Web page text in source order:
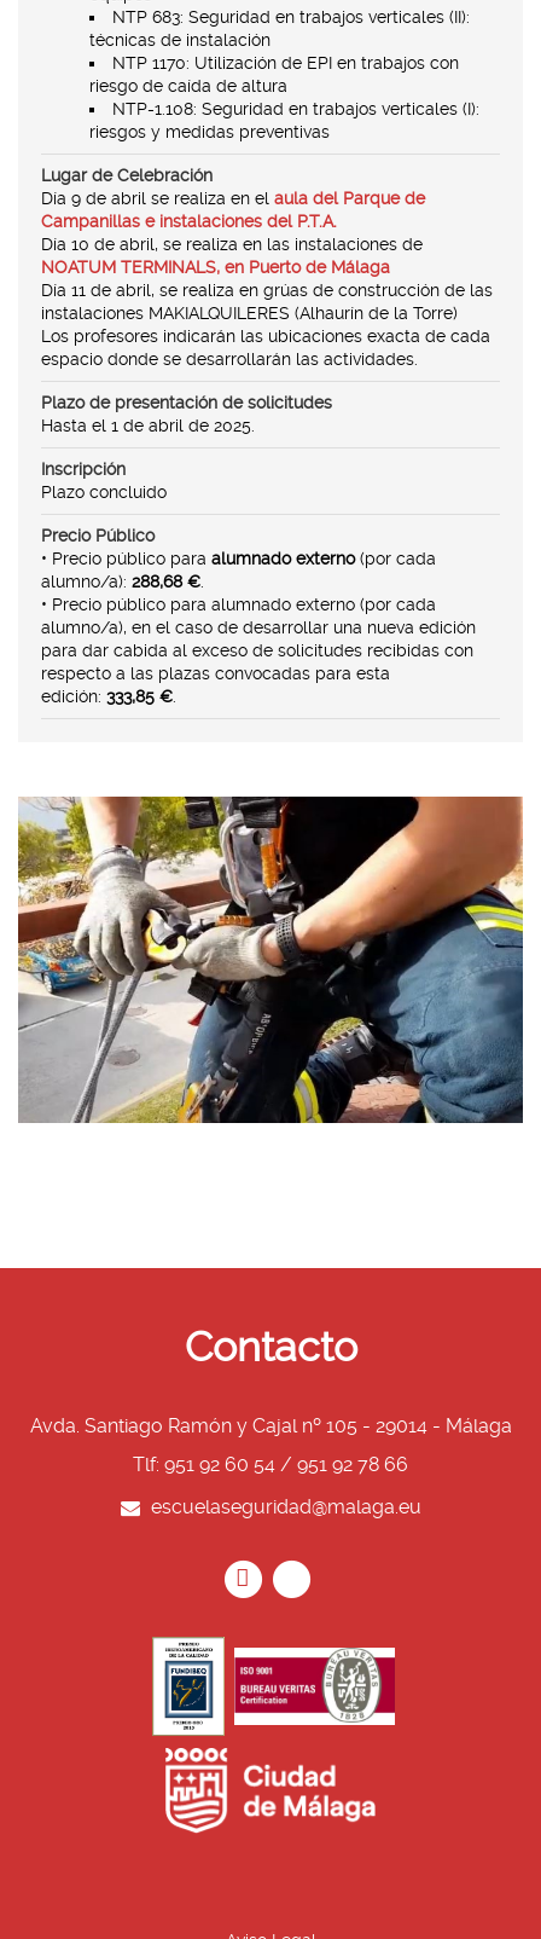
NTP 683: Seguridad en trabajos verticales (II):
técnicas de instalación
NTP 1170: Utilización de EPI en trabajos con
riesgo de caída de altura
NTP-1.108: Seguridad en trabajos verticales (I):
riesgos y medidas preventivas
Lugar de Celebración
Día 9 de abril se realiza en el aula del Parque de
Campanillas e instalaciones del P.T.A.
Día 10 de abril, se realiza en las instalaciones de
NOATUM TERMINALS, en Puerto de Málaga
Día 11 de abril, se realiza en grúas de construcción de las
instalaciones MAKIALQUILERES (Alhaurín de la Torre)
Los profesores indicarán las ubicaciones exacta de cada
espacio donde se desarrollarán las actividades.
Plazo de presentación de solicitudes
Hasta el 1 de abril de 2025.
Inscripción
Plazo concluido
Precio Público
• Precio público para alumnado externo(por cada
alumno/a): 288,68 €
• Precio público para alumnado externo (por cada
alumno/a), en el caso de desarrollar una nueva edición
para dar cabida al exceso de solicitudes recibidas con
respecto a las plazas convocadas para esta
edición: 333,85 €
Contacto
Avda. Santiago Ramón y Cajal nº 105 - 29014 - Málaga
Tlf: 951 92 60 54 / 951 92 78 66
escuelaseguridad@malaga.eu
Icono
Icono
facebook
Icono
Icono
twitter